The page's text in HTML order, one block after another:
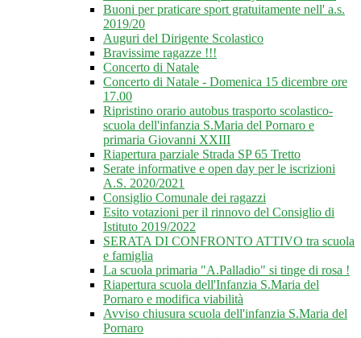
Buoni per praticare sport gratuitamente nell' a.s.
2019/20
Auguri del Dirigente Scolastico
Bravissime ragazze !!!
Concerto di Natale
Concerto di Natale - Domenica 15 dicembre ore
17.00
Ripristino orario autobus trasporto scolastico-
scuola dell'infanzia S.Maria del Pornaro e
primaria Giovanni XXIII
Riapertura parziale Strada SP 65 Tretto
Serate informative e open day per le iscrizioni
A.S. 2020/2021
Consiglio Comunale dei ragazzi
Esito votazioni per il rinnovo del Consiglio di
Istituto 2019/2022
SERATA DI CONFRONTO ATTIVO tra scuola
e famiglia
La scuola primaria "A.Palladio" si tinge di rosa !
Riapertura scuola dell'Infanzia S.Maria del
Pornaro e modifica viabilità
Avviso chiusura scuola dell'infanzia S.Maria del
Pornaro